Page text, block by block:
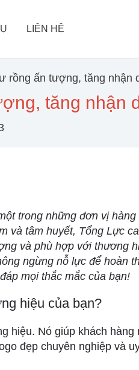
LIÊN HỆ
rồng ấn tượng, tăng nhận
tăng nhận
trong những đơn vị
và tâm huyết, Tổng Lực
và phù hợp với thương
ngừng nỗ lực để hoàn
mọi thắc mắc của bạn!
hiệu của bạn?
hiệu. Nó giúp khách hàng
đẹp chuyên nghiệp và